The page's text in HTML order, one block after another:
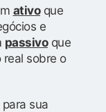
ativoque
e
passivoque
real sobre o
sua